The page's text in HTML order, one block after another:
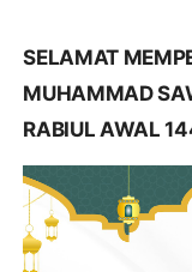
SELAMAT
MUHAMMAD
RABIUL AWAL